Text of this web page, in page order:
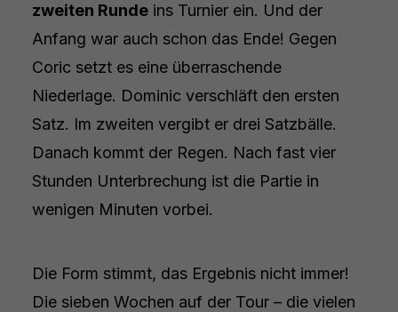
zweiten Rundeins Turnier ein. Und der
Anfang war auch schon das Ende! Gegen
Coric setzt es eine überraschende
Niederlage. Dominic verschläft den ersten
Satz. Im zweiten vergibt er drei Satzbälle.
Danach kommt der Regen. Nach fast vier
Stunden Unterbrechung ist die Partie in
wenigen Minuten vorbei.
Die Form stimmt, das Ergebnis nicht immer!
Die sieben Wochen auf der Tour – die vielen